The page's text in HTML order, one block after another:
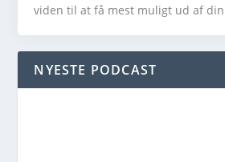
viden til at få mest muligt ud af
NYESTE PODCAST